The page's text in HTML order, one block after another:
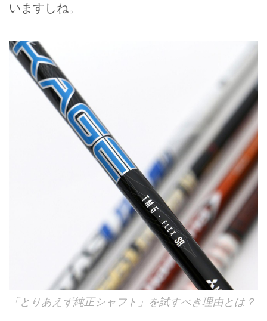
いますしね。
「とりあえず純正シャフト」を試すべき理由とは？